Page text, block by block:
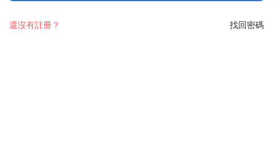
找回密碼
還沒有註冊？